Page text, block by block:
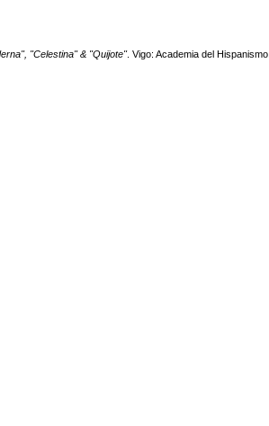
"Celestina" & "Quijote". Vigo: Academia del Hispanismo.